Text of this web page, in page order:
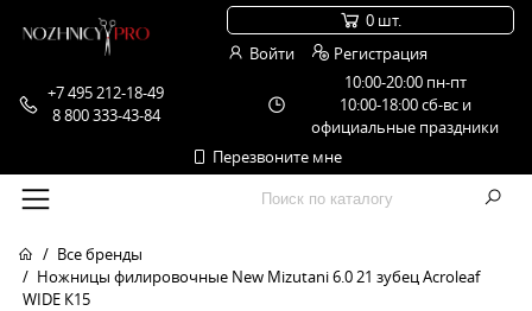
+7 495 212-18-49
8 800 333-43-84
10:00-20:00 пн-пт
10:00-18:00 сб-вс и
официальные праздники
Перезвоните мне
0 шт.
Войти
Регистрация
Все бренды
Ножницы филировочные New Mizutani 6.0 21 зубец Acroleaf
WIDE К15